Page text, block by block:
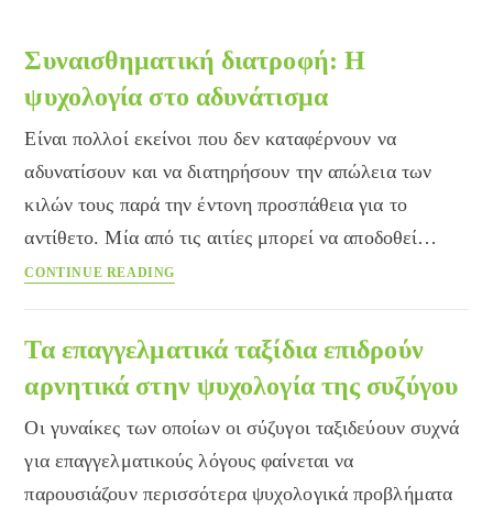
Συναισθηματική διατροφή: Η
ψυχολογία στο αδυνάτισμα
Είναι πολλοί εκείνοι που δεν καταφέρνουν να
αδυνατίσουν και να διατηρήσουν την απώλεια των
κιλών τους παρά την έντονη προσπάθεια για το
αντίθετο. Μία από τις αιτίες μπορεί να αποδοθεί…
CONTINUE READING
ψυχολογία
αδυνάτισμα
Τα επαγγελματικά ταξίδια επιδρούν
αρνητικά στην ψυχολογία της συζύγου
Οι γυναίκες των οποίων οι σύζυγοι ταξιδεύουν συχνά
για επαγγελματικούς λόγους φαίνεται να
παρουσιάζουν περισσότερα ψυχολογικά προβλήματα